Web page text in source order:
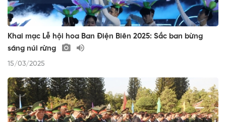
Khai mạc Lễ hội hoa Ban Điện Biên 2025: Sắc ban bừng
sáng núi rừng
15/03/2025